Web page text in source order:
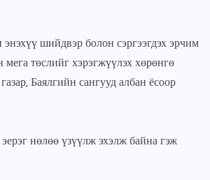
шийдвэр болон сэргээгдэх эрчим
төслийг хэрэгжүүлэх хөрөнгө
Баялгийн сангууд албан ёсоор
нөлөө үзүүлж эхэлж байна гэж